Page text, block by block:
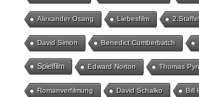
Alexander Osang Liebesfilm
David Simon Benedict Cumberbatch
Spielfilm Edward Norton Thomas
Romanverfilmung David Schalko Bill